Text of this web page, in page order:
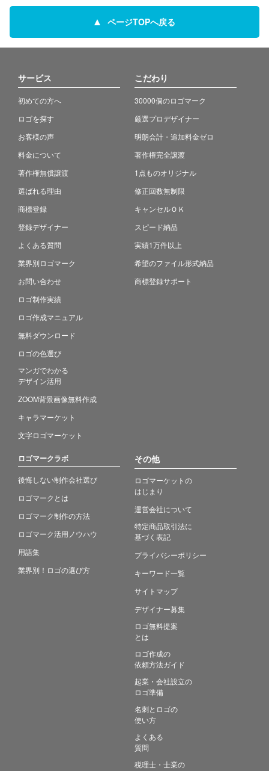
ページTOPへ戻る
サービス
初めての方へ
ロゴを探す
お客様の声
料金について
著作権無償譲渡
選ばれる理由
商標登録
登録デザイナー
よくある質問
業界別ロゴマーク
お問い合わせ
ロゴ制作実績
ロゴ作成マニュアル
無料ダウンロード
ロゴの色選び
マンガでわかる
デザイン活用
ZOOM背景画像無料作成
キャラマーケット
文字ロゴマーケット
こだわり
30000個のロゴマーク
厳選プロデザイナー
明朗会計・追加料金ゼロ
著作権完全譲渡
1点ものオリジナル
修正回数無制限
キャンセルＯＫ
スピード納品
実績1万件以上
希望のファイル形式納品
商標登録サポート
ロゴマークラボ
後悔しない制作会社選び
ロゴマークとは
ロゴマーク制作の方法
ロゴマーク活用ノウハウ
用語集
業界別！ロゴの選び方
その他
ロゴマーケットの
はじまり
運営会社について
特定商品取引法に
基づく表記
プライバシーポリシー
キーワード一覧
サイトマップ
デザイナー募集
ロゴ無料提案
とは
ロゴ作成の
依頼方法ガイド
起業・会社設立の
ロゴ準備
名刺とロゴの
使い方
よくある
質問
税理士・士業の